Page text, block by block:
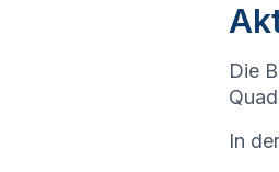
Die
In